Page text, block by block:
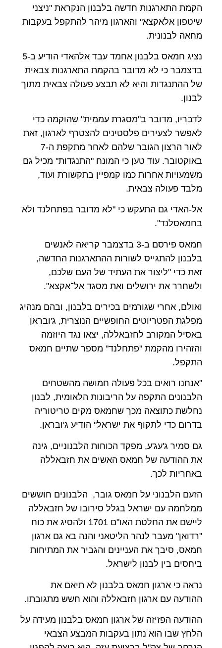
הקמת התארגנות חדשה בלבנון הנקראת "ניצני
שיטפון אלאקצא" והארגון מיהר להתקפל בעקבות
מחאה לבנונית.
נציג חמאס בלבנון אחמד עבד אלהאדי הודיע ב-5
בדצמבר כי לא מדובר בהקמת התארגנות צבאית
של ההתנגדות והיא לא תבצע פעולה צבאית מתוך
לבנון.
לדבריו, מדובר ב"מסגרת עממית" שהוקמה כדי
לאפשר לצעירים פלסטינים להצטרף לארגון, זאת
לאור הרצון הגובר שלהם לאחר מתקפת ה-7
באוקטובר. עוד טען כי המונח "התנגדות" מכיל גם
משמעויות אחרות כמו קמפיין בתקשורת ועוד,
מלבד פעולה צבאית.
אל-האדי גם התעקש כי "לא מדובר בפתחלנד ולא
בחמאסלנד".
חמאס פירסם ב-3 בדצמבר קריאה לאנשים
בלבנון להתגייס לשורות ההתארגנות החדשה,
זאת כדי "ליצור את העתיד של העם שלכם,
ולשחרר את ירושלים ואת מסגד אל־אקצא".
ואולם, אחרי שגורמים בכירים בלבנון, ובהם מנהיג
מפלגת הפטריוטים החופשיים הנוצרית, ג'ובראן
באסיל המקורב לחזבאללה, יצאו נגד היוזמה
והזהירו מהקמת "פתחלנד" מספר שתיים חמאס
התקפל.
"אנחנו רואים בכל פעולה חמושה מהשטחים
הלבנונים התקפה על הריבונות הלאומית, לבנון
נחלשת כתוצאה מכך שחמאס מקים טריטוריה
בדרום כדי לתקוף את ישראל" הודיע ג'ובראן.
גם סמיר ג'עג'ע, מפקד הכוחות הלבנוניים, גינה
את ההודעה של חמאס האשים את חזבאללה
באחריות לכך.
הזעם הלבנוני על חמאס גובר, הלבנונים חוששים
ממלחמה עם ישראל בגלל סירובו של חזבאללה
ליישם את החלטת האו"ם 1701 ולהסיג את כוח
"רדואן" מעבר לנהר הליטאני והנה בא גם ארגון
חמאס, סיבך את העניינים והגביר את המתיחות
ביחסים בין לבנון לישראל.
נראה כי ארגון חמאס בלבנון לא תיאם את
ההודעה עם ארגון חזבאללה והוא חשש מתגובתו.
ההודעה הפזיזה של ארגון חמאס בלבנון מעידה על
הלחץ שבו הוא נתון בעקבות המבצע הצבאי